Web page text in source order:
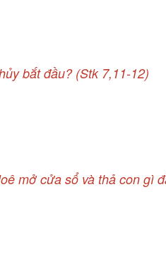
bắt đầu? (Stk 7,11-12)
mở cửa sổ và thả con gì